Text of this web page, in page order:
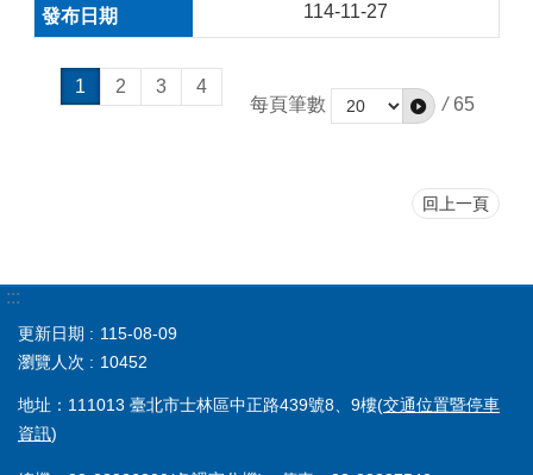
114-11-27
1 2 3
4
每頁筆數
/ 65
回上一頁
:::
更新日期
115-08-09
瀏覽人次
10452
地址：111013 臺北市士林區中正路439號8、9樓(交通位置暨停車
資訊)